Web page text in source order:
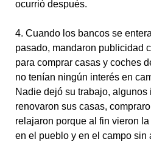
ocurrió después.
4. Cuando los bancos se
pasado, mandaron publicidad
para comprar casas y coches
no tenían ningún interés en
Nadie dejó su trabajo,
renovaron sus casas,
relajaron porque al fin vieron
en el pueblo y en el campo sin